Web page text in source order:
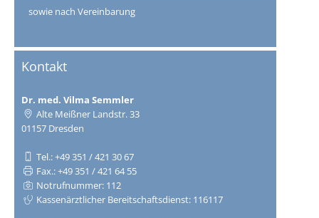
sowie nach Vereinbarung
Kontakt
Dr. med. Vilma Semmler
Alte Meißner Landstr. 33
01157 Dresden
Tel.: +49 351 / 421 30 67
Fax.: +49 351 / 421 64 55
Notrufnummer: 112
Kassenärztlicher Bereitschaftsdienst: 116117